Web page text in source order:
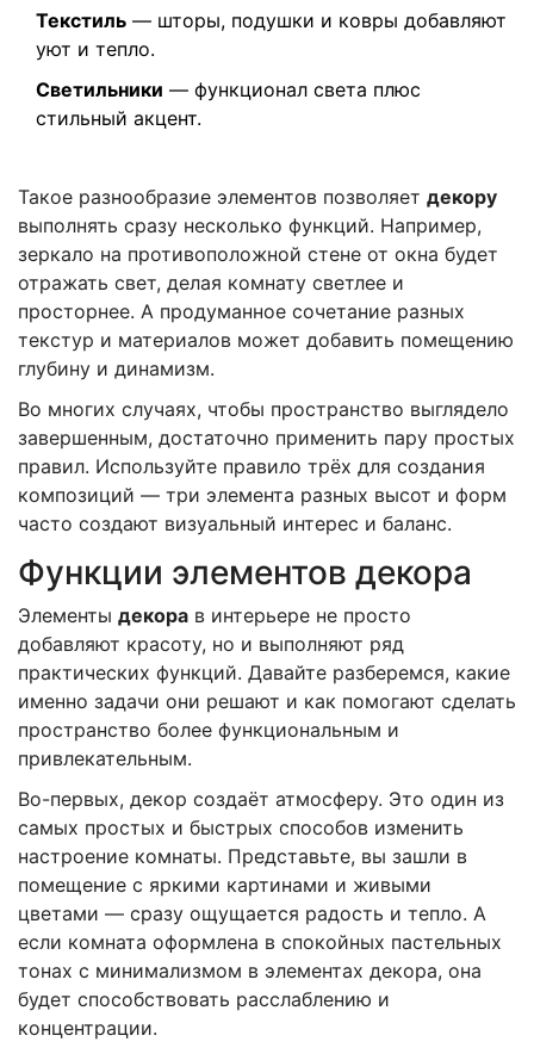
Текстиль — шторы, подушки и ковры добавляют
уют и тепло.
Светильники — функционал света плюс
стильный акцент.
Такое разнообразие элементов позволяет декору
выполнять сразу несколько функций. Например,
зеркало на противоположной стене от окна будет
отражать свет, делая комнату светлее и
просторнее. А продуманное сочетание разных
текстур и материалов может добавить помещению
глубину и динамизм.
Во многих случаях, чтобы пространство выглядело
завершенным, достаточно применить пару простых
правил. Используйте правило трёх для создания
композиций — три элемента разных высот и форм
часто создают визуальный интерес и баланс.
Функции элементов декора
Элементы декора в интерьере не просто
добавляют красоту, но и выполняют ряд
практических функций. Давайте разберемся, какие
именно задачи они решают и как помогают сделать
пространство более функциональным и
привлекательным.
Во-первых, декор создаёт атмосферу. Это один из
самых простых и быстрых способов изменить
настроение комнаты. Представьте, вы зашли в
помещение с яркими картинами и живыми
цветами — сразу ощущается радость и тепло. А
если комната оформлена в спокойных пастельных
тонах с минимализмом в элементах декора, она
будет способствовать расслаблению и
концентрации.